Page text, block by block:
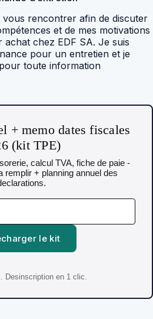
rencontrer afin de discuter
et de mes motivations
achat chez EDF SA. Je suis
pour un entretien et je
toute information
+ memo dates fiscales
(kit TPE)
calcul TVA, fiche de paie -
remplir + planning annuel des
le kit
Desinscription en 1 clic.